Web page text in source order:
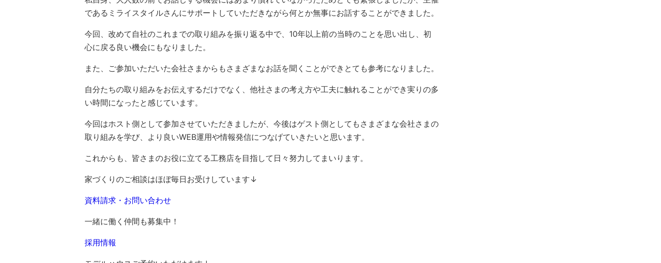
であるミライスタイルさんにサポートしていただきながら何とか無事にお話することができました。
今回、改めて自社のこれまでの取り組みを振り返る中で、10年以上前の当時のことを思い出し、初
心に戻る良い機会にもなりました。
また、ご参加いただいた会社さまからもさまざまなお話を聞くことができとても参考になりました。
自分たちの取り組みをお伝えするだけでなく、他社さまの考え方や工夫に触れることができ実りの多
い時間になったと感じています。
今回はホスト側として参加させていただきましたが、今後はゲスト側としてもさまざまな会社さまの
取り組みを学び、より良いWEB運用や情報発信につなげていきたいと思います。
これからも、皆さまのお役に立てる工務店を目指して日々努力してまいります。
家づくりのご相談はほぼ毎日お受けしています↓
資料請求・お問い合わせ
一緒に働く仲間も募集中！
採用情報